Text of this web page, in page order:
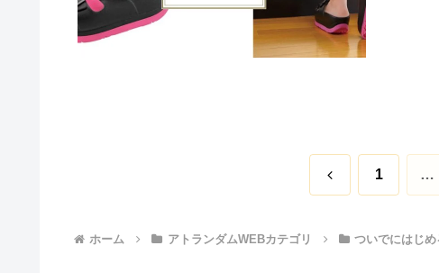
前 1 …
ホーム アトランダムWEBカテゴリ ついでにはじ